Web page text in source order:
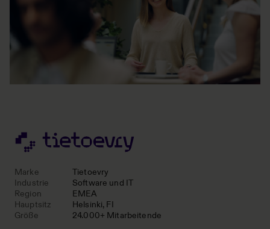
Marke
Tietoevry
Industrie
Software und IT
Region
EMEA
Hauptsitz
Helsinki, FI
Größe
24.000+ Mitarbeitende